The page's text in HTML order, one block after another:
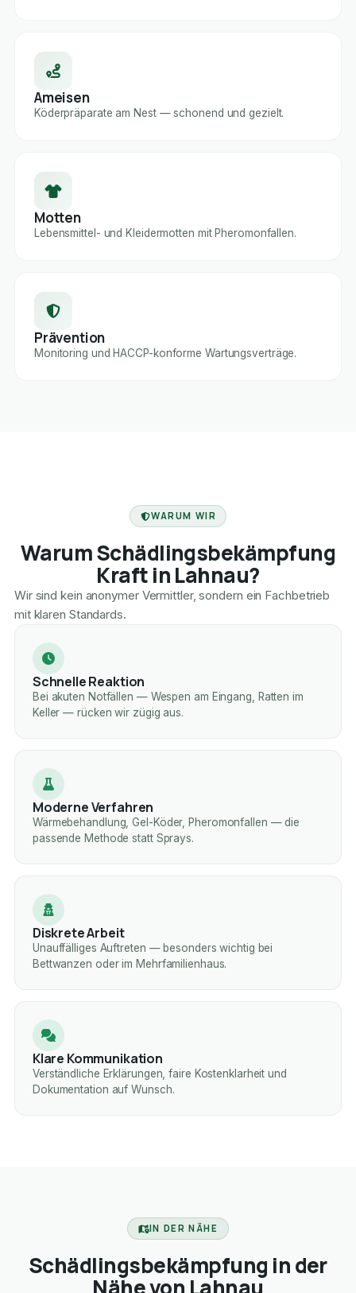
Ameisen
Köderpräparate am Nest — schonend und gezielt.
Motten
Lebensmittel- und Kleidermotten mit Pheromonfallen.
Prävention
Monitoring und HACCP-konforme Wartungsverträge.
WARUM WIR
Warum Schädlingsbekämpfung
Kraft in Lahnau?
Wir sind kein anonymer Vermittler, sondern ein Fachbetrieb
mit klaren Standards.
Schnelle Reaktion
Bei akuten Notfällen — Wespen am Eingang, Ratten im
Keller — rücken wir zügig aus.
Moderne Verfahren
Wärmebehandlung, Gel-Köder, Pheromonfallen — die
passende Methode statt Sprays.
Diskrete Arbeit
Unauffälliges Auftreten — besonders wichtig bei
Bettwanzen oder im Mehrfamilienhaus.
Klare Kommunikation
Verständliche Erklärungen, faire Kostenklarheit und
Dokumentation auf Wunsch.
IN DER NÄHE
Schädlingsbekämpfung in der